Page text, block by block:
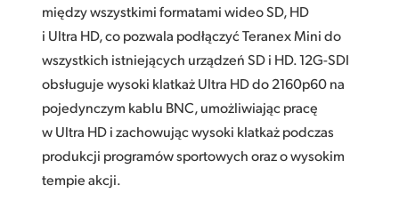
między wszystkimi formatami wideo SD, HD
i Ultra HD, co pozwala podłączyć Teranex Mini do
wszystkich istniejących urządzeń SD i HD. 12G-SDI
obsługuje wysoki klatkaż Ultra HD do 2160p60 na
pojedynczym kablu BNC, umożliwiając pracę
w Ultra HD i zachowując wysoki klatkaż podczas
produkcji programów sportowych oraz o wysokim
tempie akcji.